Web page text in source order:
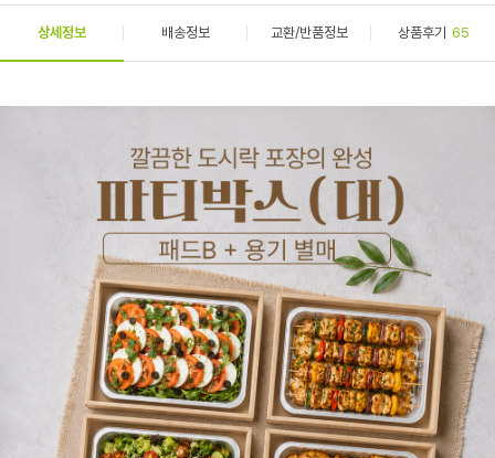
상세정보 배송정보 교환/반품정보 상품후기 65